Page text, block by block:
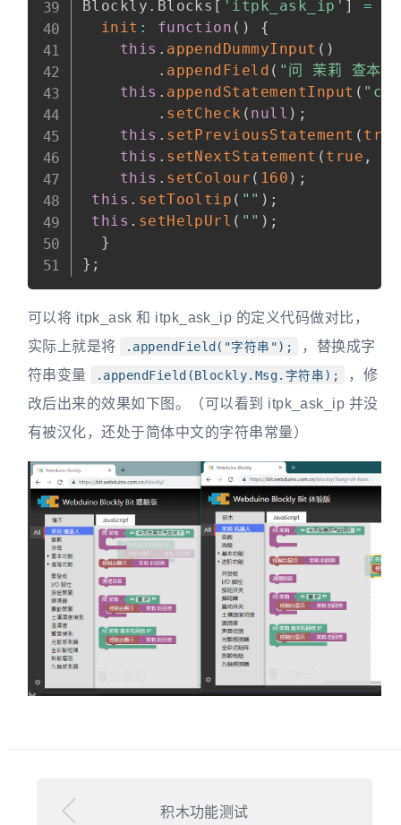
Blockly . Blocks [ 'itpk_ask_ip' ] =
init : function ( )
{
this . appendDummyInput ( )
. appendField ( "问 茉莉 查本
this . appendStatementInput (
. setCheck ( null ) ;
this . setPreviousStatement ( true
this . setNextStatement ( true ,
this . setColour ( 160 ) ;
this . setTooltip ( "" ) ;
this . setHelpUrl ( "" ) ;
}
} ;
可以将 itpk_ask 和 itpk_ask_ip 的定义代码做对比，
实际上就是将
.appendField("字符串");
，替换成字
符串变量
.appendField(Blockly.Msg.字符串);
，修
改后出来的效果如下图。（可以看到 itpk_ask_ip 并没
有被汉化，还处于简体中文的字符串常量）
积木功能测试